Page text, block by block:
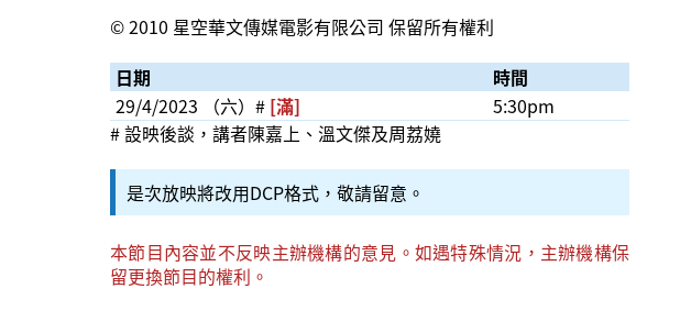
© 2010 星空華文傳媒電影有限公司 保留所有權利
日期
時間
29/4/2023 （六）# [滿] 5:30pm
# 設映後談，講者陳嘉上、溫文傑及周荔嬈
是次放映將改用DCP格式，敬請留意。
本節目內容並不反映主辦機構的意見。如遇特殊情況，主辦機構保
留更換節目的權利。